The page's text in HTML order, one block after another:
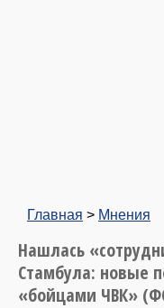
Главная > Мнения
Нашлась
Стамбула: новые
«бойцами ЧВК»